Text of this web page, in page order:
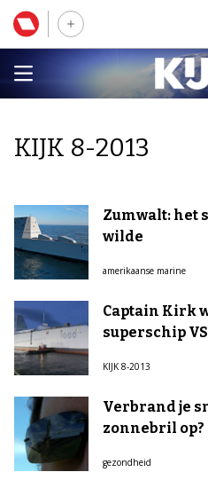
KIJK 8-2013
Zumwalt: het
wilde
amerikaanse marine
Captain Kirk
superschip VS
KIJK 8-2013
Verbrand je
zonnebril op?
gezondheid